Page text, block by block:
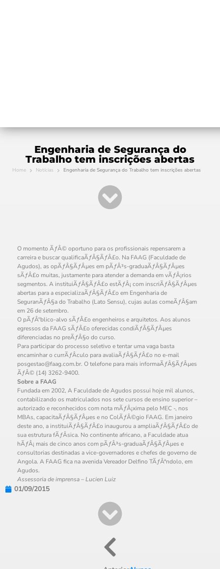
Engenharia de Segurança do
Trabalho tem inscrições abertas
Home Notícias Engenharia de Segurança do Trabalho tem inscrições abertas
O momento ÃƒÂ© oportuno para os profissionais repensarem a
carreira e buscar qualificaÃƒÂ§ÃƒÂ£o. Na FAAG (Faculdade de
Agudos), as opÃƒÂ§ÃƒÂµes em pÃƒÂ³s-graduaÃƒÂ§ÃƒÂµes
sÃƒÂ£o muitas, justamente para atender a demanda em vÃƒÂ¡rios
segmentos. A instituiÃƒÂ§ÃƒÂ£o estÃƒÂ¡ com inscriÃƒÂ§ÃƒÂµes
abertas para a especializaÃƒÂ§ÃƒÂ£o em Engenharia de
SeguranÃƒÂ§a do Trabalho (Lato Sensu), cujas aulas comeÃƒÂ§am
em 26 de setembro.
O pÃƒÂºblico-alvo sÃƒÂ£o engenheiros e arquitetos. Aos alunos
egressos da FAAG sÃƒÂ£o oferecidas condiÃƒÂ§ÃƒÂµes
diferenciadas no preÃƒÂ§o do curso.
Para participar do processo seletivo e tentar uma vaga basta
encaminhar o currÃƒÂ­culo para avaliaÃƒÂ§ÃƒÂ£o no e-mail
posgestao@faag.com.br. O telefone para mais informaÃƒÂ§ÃƒÂµes
ÃƒÂ© (14) 3262-9400.
Sobre a FAAG
Fundada em 2002, A Faculdade de Agudos possui hoje mil alunos,
contabilizando os matriculados nos sete cursos de ensino superior –
autorizado e reconhecidos com nota mÃƒÂ¡xima pelo MEC -, nos
MBAs, capacitaÃƒÂ§ÃƒÂµes e no ColÃƒÂ©gio FAAG. Em janeiro
deste ano, a instituiÃƒÂ§ÃƒÂ£o inaugurou a ampliaÃƒÂ§ÃƒÂ£o de
sua estrutura fÃƒÂ­sica. No continente africano, a Faculdade atua
hÃƒÂ¡ mais de cinco anos com pÃƒÂ³s-graduaÃƒÂ§ÃƒÂµes e
consultorias destinadas a vice-governadores e chefes de governo de
Angola. A FAAG fica na avenida Vereador Delfino TÃƒÂªndolo, em
Agudos.
Assessoria de imprensa – Lucien Luiz
01/09/2015